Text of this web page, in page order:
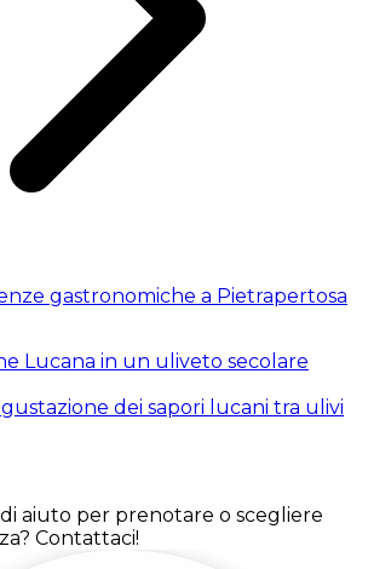
gastronomiche a Pietrapertosa
Lucana in un uliveto secolare
dei sapori lucani tra ulivi
di aiuto per prenotare o scegliere
Contattaci!